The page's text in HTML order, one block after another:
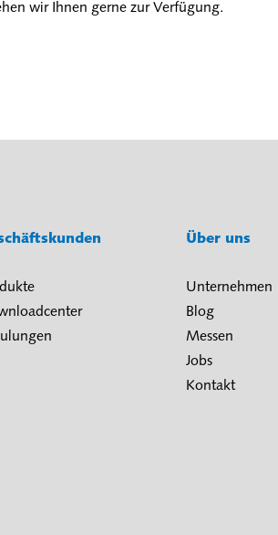
wir Ihnen gerne zur Verfügung.
Über uns
Unternehmen
Blog
Messen
Jobs
Kontakt